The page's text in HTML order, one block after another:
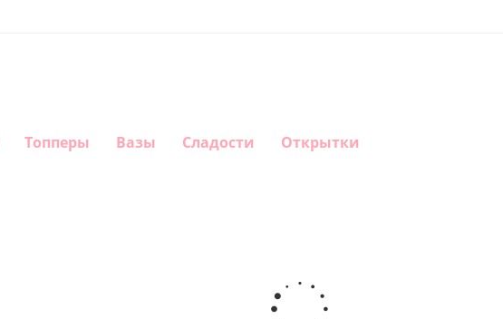
Топперы Вазы Сладости Открытки
Самая
самая